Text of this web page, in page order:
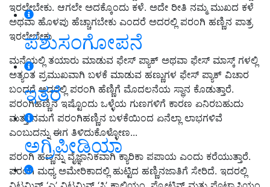
ಪಶುಸಂಗೋಪನೆ
ಇತರೆ
ಅಗ್ರಿಪೀಡಿಯಾ
ಇರಲೇಬೇಕು. ಆಗಲೇ ಅದಕ್ಕೊಂದು ಕಳೆ. ಅದೇ ರೀತಿ ನಮ್ಮ ಮುಖದ ಕಳೆ
ಅಥವಾ ಹೊಳಪು ಹೆಚ್ಚಾಗಬೇಕು ಎಂದರೆ ಅದರಲ್ಲಿ ಪರಂಗಿ ಹಣ್ಣಿನ ಪಾತ್ರ
ಇರಲೇಬೇಕು
ಮನೆಯಲ್ಲಿ ತಯಾರು ಮಾಡುವ ಫೇಸ್ ಪ್ಯಾಕ್ ಅಥವಾ ಫೇಸ್ ಮಾಸ್ಕ್ ಗಳಲ್ಲಿ
ಅತ್ಯಂತ ಪ್ರಮುಖವಾಗಿ ಬಳಕೆ ಮಾಡುವ ಹಣ್ಣುಗಳ ಫೇಸ್ ಪ್ಯಾಕ್ ವಿಚಾರ
ಬಂದರೆ ಅದರಲ್ಲಿ ಪರಂಗಿ ಹೆಣ್ಣಿಗೆ ಮೊದಲನೆಯ ಸ್ಥಾನ ಕೊಡುತ್ತಾರೆ.
ಪರಂಗಿಹಣ್ಣಿನ ಇಷ್ಟೊಂದು ಒಳ್ಳೆಯ ಗುಣಗಳಿಗೆ ಕಾರಣ ಏನಿರಬಹುದು
ಮತ್ತು ನಮಗೆ ಪರಂಗಿಹಣ್ಣಿನ ಬಳಕೆಯಿಂದ ಏನೆಲ್ಲಾ ಲಾಭಗಳಿವೆ
ಎಂಬುದನ್ನು ಈಗ ತಿಳಿದುಕೊಳ್ಳೋಣ...
ಪರಂಗಿ ಹಣ್ಣನ್ನು ವೈಜ್ಞಾನಿಕವಾಗಿ ಕ್ಯಾರಿಕಾ ಪಪಾಯ ಎಂದು ಕರೆಯುತ್ತಾರೆ.
ಪರಂಗಿ ಮಧ್ಯ ಅಮೇರಿಕಾದಲ್ಲಿ ಹುಟ್ಟಿದ ಹಣ್ಣಿನಜಾತಿಗೆ ಸೇರಿದೆ. ಇದರಲ್ಲಿ